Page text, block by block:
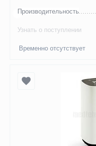
Производительность
Узнать о поступлении
Временно отсутствует